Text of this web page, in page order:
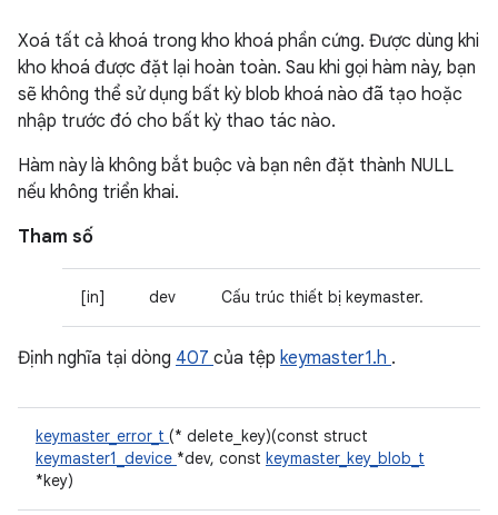
Xoá tất cả khoá trong kho khoá phần cứng. Được dùng khi
kho khoá được đặt lại hoàn toàn. Sau khi gọi hàm này, bạn
sẽ không thể sử dụng bất kỳ blob khoá nào đã tạo hoặc
nhập trước đó cho bất kỳ thao tác nào.
Hàm này là không bắt buộc và bạn nên đặt thành NULL
nếu không triển khai.
Tham số
[in] dev Cấu trúc thiết bị keymaster.
Định nghĩa tại dòng 407 của tệp keymaster1.h .
keymaster_error_t (* delete_key)(const struct
keymaster1_device *dev, const keymaster_key_blob_t
*key)